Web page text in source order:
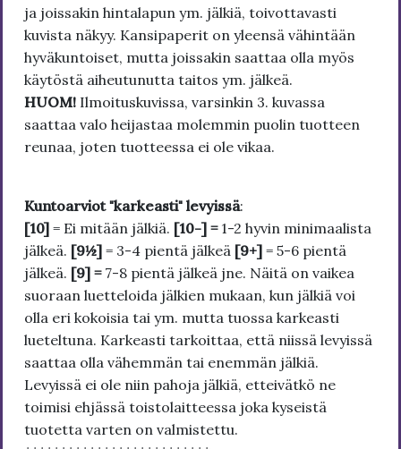
ja joissakin hintalapun ym. jälkiä, toivottavasti
kuvista näkyy. Kansipaperit on yleensä vähintään
hyväkuntoiset, mutta joissakin saattaa olla myös
käytöstä aiheutunutta taitos ym. jälkeä.
HUOM! Ilmoituskuvissa, varsinkin 3. kuvassa
saattaa valo heijastaa molemmin puolin tuotteen
reunaa, joten tuotteessa ei ole vikaa.
Kuntoarviot "karkeasti" levyissä:
[10] = Ei mitään jälkiä. [10-] = 1-2 hyvin minimaalista
jälkeä. [9½] = 3-4 pientä jälkeä [9+] = 5-6 pientä
jälkeä. [9] = 7-8 pientä jälkeä jne. Näitä on vaikea
suoraan luetteloida jälkien mukaan, kun jälkiä voi
olla eri kokoisia tai ym. mutta tuossa karkeasti
lueteltuna. Karkeasti tarkoittaa, että niissä levyissä
saattaa olla vähemmän tai enemmän jälkiä.
Levyissä ei ole niin pahoja jälkiä, etteivätkö ne
toimisi ehjässä toistolaitteessa joka kyseistä
tuotetta varten on valmistettu.